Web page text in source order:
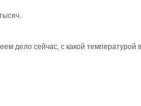
дело сейчас, с какой температурой